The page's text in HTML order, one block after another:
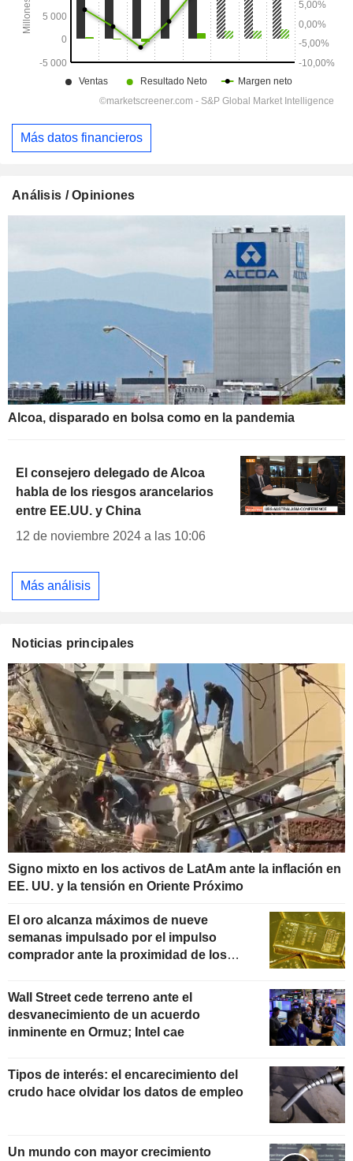
Más datos financieros
Análisis / Opiniones
Alcoa, disparado en bolsa como en la pandemia
El consejero delegado de Alcoa
habla de los riesgos arancelarios
entre EE.UU. y China
12 de noviembre 2024 a las 10:06
Más análisis
Noticias principales
Signo mixto en los activos de LatAm ante la inflación en
EE. UU. y la tensión en Oriente Próximo
El oro alcanza máximos de nueve
semanas impulsado por el impulso
comprador ante la proximidad de los
Wall Street cede terreno ante el
desvanecimiento de un acuerdo
inminente en Ormuz; Intel cae
Tipos de interés: el encarecimiento del
crudo hace olvidar los datos de empleo
Un mundo con mayor crecimiento